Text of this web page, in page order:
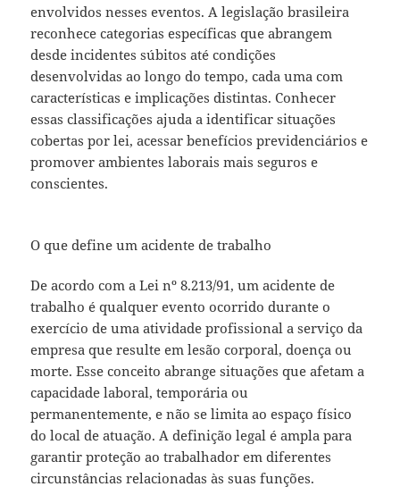
envolvidos nesses eventos. A legislação brasileira
reconhece categorias específicas que abrangem
desde incidentes súbitos até condições
desenvolvidas ao longo do tempo, cada uma com
características e implicações distintas. Conhecer
essas classificações ajuda a identificar situações
cobertas por lei, acessar benefícios previdenciários e
promover ambientes laborais mais seguros e
conscientes.
O que define um acidente de trabalho
De acordo com a Lei nº 8.213/91, um acidente de
trabalho é qualquer evento ocorrido durante o
exercício de uma atividade profissional a serviço da
empresa que resulte em lesão corporal, doença ou
morte. Esse conceito abrange situações que afetam a
capacidade laboral, temporária ou
permanentemente, e não se limita ao espaço físico
do local de atuação. A definição legal é ampla para
garantir proteção ao trabalhador em diferentes
circunstâncias relacionadas às suas funções.